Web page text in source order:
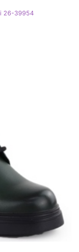
26-39954